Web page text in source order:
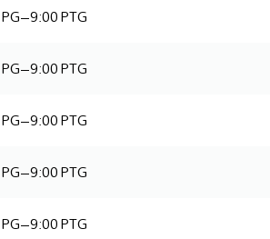
PTG
PTG
PTG
PTG
PTG